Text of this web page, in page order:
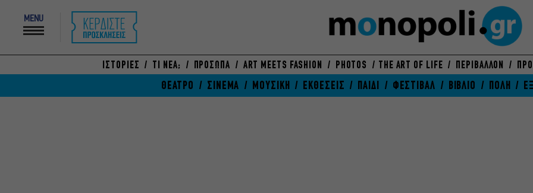
MENU
ΙΣΤΟΡΙΕΣ ΤΙ ΝΕΑ; ΠΡΟΣΩΠΑ ART MEETS FASHION PHOTOS THE ART OF LIFE ΠΕΡΙΒΑΛΛΟΝ
ΘΕΑΤΡΟ ΣΙΝΕΜΑ ΜΟΥΣΙΚΗ ΕΚΘΕΣΕΙΣ ΠΑΙΔΙ ΦΕΣΤΙΒΑΛ ΒΙΒΛΙΟ ΠΟΛΗ